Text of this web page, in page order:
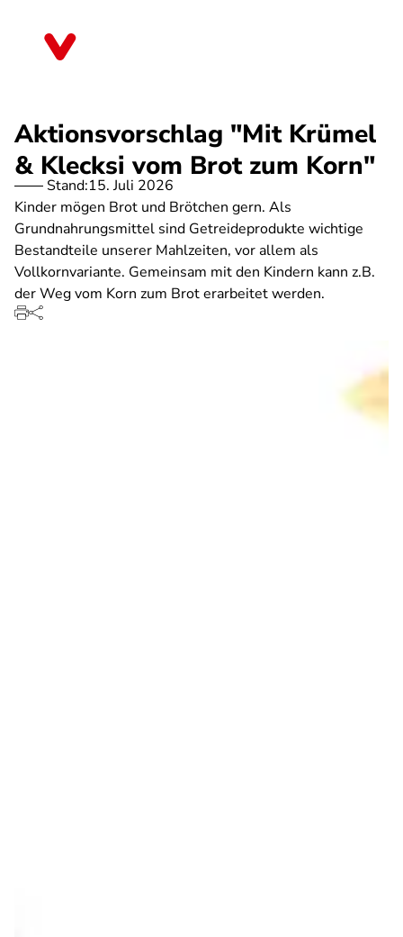
Aktionsvorschlag "Mit Krümel
& Klecksi vom Brot zum Korn"
Stand:15. Juli 2026
Kinder mögen Brot und Brötchen gern. Als
Grundnahrungsmittel sind Getreideprodukte wichtige
Bestandteile unserer Mahlzeiten, vor allem als
Vollkornvariante. Gemeinsam mit den Kindern kann z.B.
der Weg vom Korn zum Brot erarbeitet werden.